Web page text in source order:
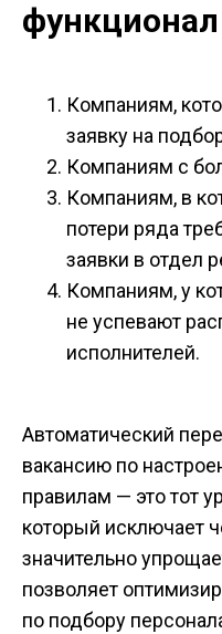
функционал
Компаниям,
заявку на
Компаниям с
Компаниям, в
потери ряда
заявки в отдел
Компаниям, у
не успевают
исполнителей.
Автоматический
вакансию по
правилам — это тот
который исключает
значительно
позволяет
по подбору